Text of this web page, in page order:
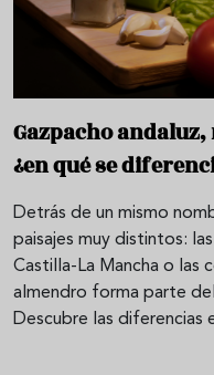
Gazpacho
¿en qué se
Detrás de un mismo
paisajes muy distintos:
Castilla-La Mancha o las
almendro forma parte
Descubre las diferencias